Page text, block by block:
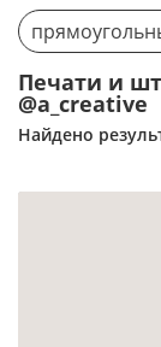
Печати и
@a_creative
Найдено